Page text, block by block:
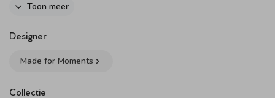
vervolgens op twee zijdes gedrukt.
Toon meer
Designer
Made for Moments
Collectie